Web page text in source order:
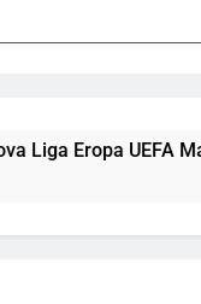
Eropa UEFA